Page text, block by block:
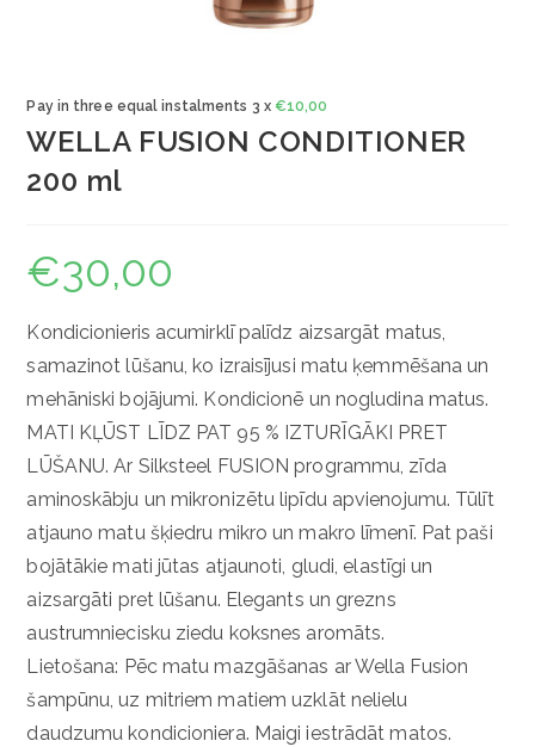
Pay in three equal instalments 3 x €10,00
WELLA FUSION CONDITIONER
200 ml
€30,00
Kondicionieris acumirklī palīdz aizsargāt matus,
samazinot lūšanu, ko izraisījusi matu ķemmēšana un
mehāniski bojājumi. Kondicionē un nogludina matus.
MATI KĻŪST LĪDZ PAT 95 % IZTURĪGĀKI PRET
LŪŠANU. Ar Silksteel FUSION programmu, zīda
aminoskābju un mikronizētu lipīdu apvienojumu. Tūlīt
atjauno matu šķiedru mikro un makro līmenī. Pat paši
bojātākie mati jūtas atjaunoti, gludi, elastīgi un
aizsargāti pret lūšanu. Elegants un grezns
austrumniecisku ziedu koksnes aromāts.
Lietošana: Pēc matu mazgāšanas ar Wella Fusion
šampūnu, uz mitriem matiem uzklāt nelielu
daudzumu kondicioniera. Maigi iestrādāt matos.